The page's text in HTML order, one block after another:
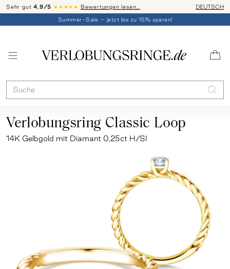
Sehr gut4,9/5 ★★★★★ Bewertungen lesen… Telefon-
DEUTSCH
Summer-Sale – jetzt bis zu 15% sparen!
Verlobungsring Classic Loop
14K Gelbgold mit Diamant 0,25ct H/SI